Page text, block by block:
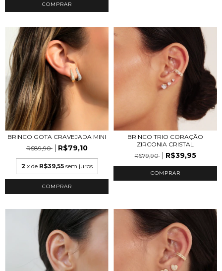
COMPRAR
BRINCO GOTA CRAVEJADA MINI
R$89,90
R$79,10
2 x de R$39,55 sem juros
COMPRAR
BRINCO TRIO CORAÇÃO
ZIRCONIA CRISTAL
R$79,90
R$39,95
COMPRAR